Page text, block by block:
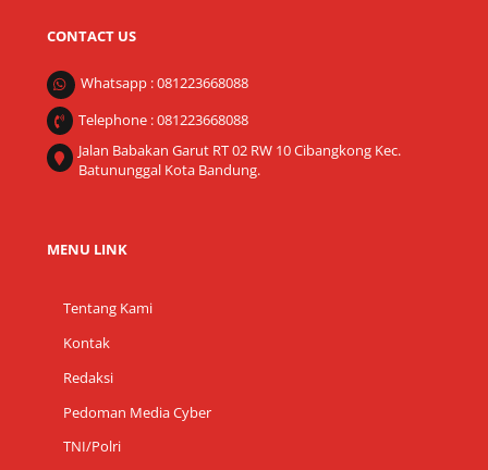
CONTACT US
Whatsapp : 081223668088
Telephone : 081223668088
Jalan Babakan Garut RT 02 RW 10 Cibangkong Kec.
Batununggal Kota Bandung.
MENU LINK
Tentang Kami
Kontak
Redaksi
Pedoman Media Cyber
TNI/Polri